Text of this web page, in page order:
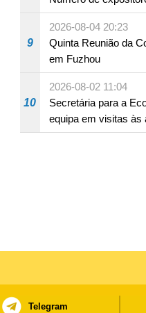
18 anos
9
2026-08-04 20:23
Quinta Reunião da
em Fuzhou
10
2026-08-02 11:04
Secretária para a
equipa em visitas
consolidar
Telegram